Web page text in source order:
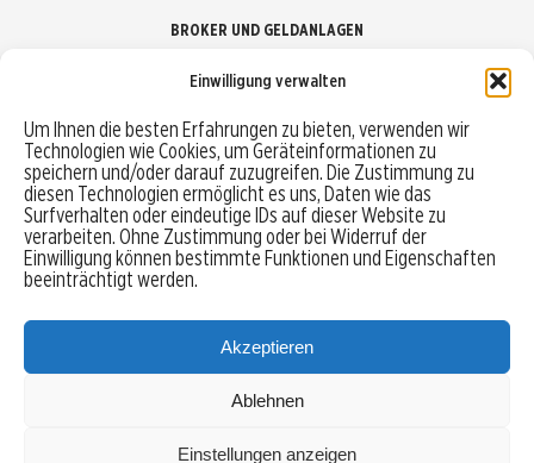
Einwilligung verwalten
Um Ihnen die besten Erfahrungen zu bieten, verwenden wir
Technologien wie Cookies, um Geräteinformationen zu
speichern und/oder darauf zuzugreifen. Die Zustimmung zu
diesen Technologien ermöglicht es uns, Daten wie das
Surfverhalten oder eindeutige IDs auf dieser Website zu
verarbeiten. Ohne Zustimmung oder bei Widerruf der
Einwilligung können bestimmte Funktionen und Eigenschaften
beeinträchtigt werden.
Akzeptieren
Ablehnen
Einstellungen anzeigen
BROKER UND GELDANLAGEN
Robo-Advisor vergleichen
Depotvergleich
Festgeld vergleichen
Tagesgeld vergleichen